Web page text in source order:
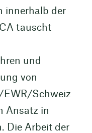
innerhalb der
tauscht
und
von
EWR/Schweiz
Ansatz in
Die Arbeit der